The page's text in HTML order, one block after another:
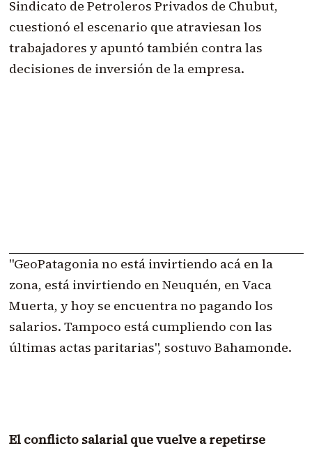
Sindicato de Petroleros Privados de Chubut,
cuestionó el escenario que atraviesan los
trabajadores y apuntó también contra las
decisiones de inversión de la empresa.
"GeoPatagonia no está invirtiendo acá en la
zona, está invirtiendo en Neuquén, en Vaca
Muerta, y hoy se encuentra no pagando los
salarios. Tampoco está cumpliendo con las
últimas actas paritarias", sostuvo Bahamonde.
El conflicto salarial que vuelve a repetirse